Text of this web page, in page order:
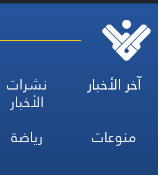
آخر الأخبار نشرات
الأخبار
منوعات
رياضة